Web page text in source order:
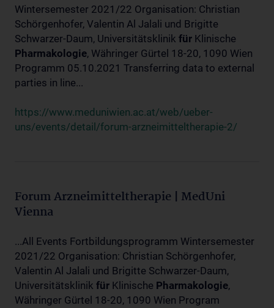
Wintersemester 2021/22 Organisation: Christian
Schörgenhofer, Valentin Al Jalali und Brigitte
Schwarzer-Daum, Universitätsklinik für Klinische
Pharmakologie, Währinger Gürtel 18-20, 1090 Wien
Programm 05.10.2021 Transferring data to external
parties in line...
https://www.meduniwien.ac.at/web/ueber-
uns/events/detail/forum-arzneimitteltherapie-2/
Forum Arzneimitteltherapie | MedUni
Vienna
...All Events Fortbildungsprogramm Wintersemester
2021/22 Organisation: Christian Schörgenhofer,
Valentin Al Jalali und Brigitte Schwarzer-Daum,
Universitätsklinik für Klinische Pharmakologie,
Währinger Gürtel 18-20, 1090 Wien Program